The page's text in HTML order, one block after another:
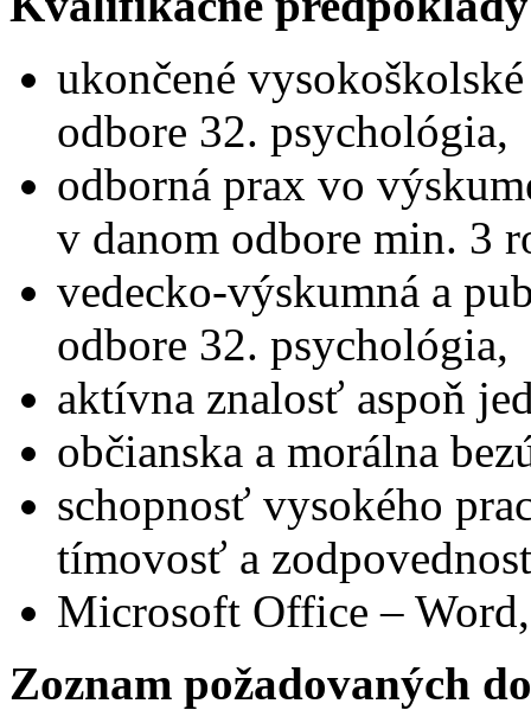
ukončené
odbore 32. psychológia,
odborná prax vo
v danom odbore min. 3
vedecko-výskumná a
odbore 32. psychológia,
aktívna znalosť aspoň
občianska a morálna
schopnosť vysokého
tímovosť a
Microsoft Office –
Zoznam požadovaných